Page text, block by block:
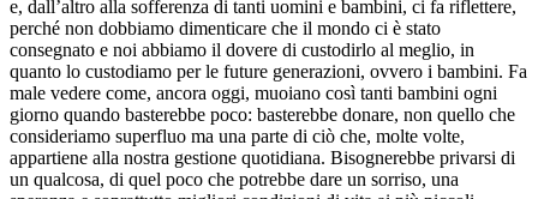
e, dall’altro alla sofferenza di tanti uomini e bambini, ci fa riflettere,
perché non dobbiamo dimenticare che il mondo ci è stato
consegnato e noi abbiamo il dovere di custodirlo al meglio, in
quanto lo custodiamo per le future generazioni, ovvero i bambini. Fa
male vedere come, ancora oggi, muoiano così tanti bambini ogni
giorno quando basterebbe poco: basterebbe donare, non quello che
consideriamo superfluo ma una parte di ciò che, molte volte,
appartiene alla nostra gestione quotidiana. Bisognerebbe privarsi di
un qualcosa, di quel poco che potrebbe dare un sorriso, una